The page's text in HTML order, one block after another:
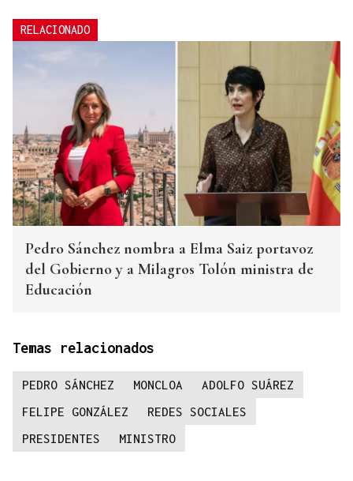
RELACIONADO
Pedro Sánchez nombra a Elma Saiz portavoz
del Gobierno y a Milagros Tolón ministra de
Educación
Temas relacionados
PEDRO SÁNCHEZ MONCLOA
ADOLFO SUÁREZ
FELIPE GONZÁLEZ
REDES SOCIALES
PRESIDENTES
MINISTRO